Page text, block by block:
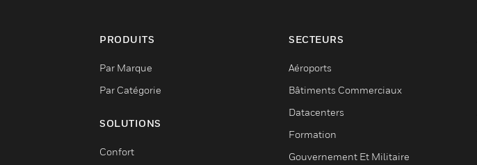
PRODUITS
Par Marque
Par Catégorie
SOLUTIONS
Confort
SECTEURS
Aéroports
Bâtiments Commerciaux
Datacenters
Formation
Gouvernement Et Militaire